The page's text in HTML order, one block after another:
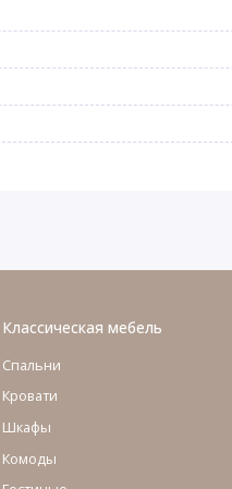
Классическая мебель
Спальни
Кровати
Шкафы
Комоды